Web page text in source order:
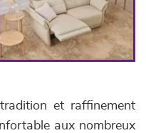
et raffinement
aux nombreux